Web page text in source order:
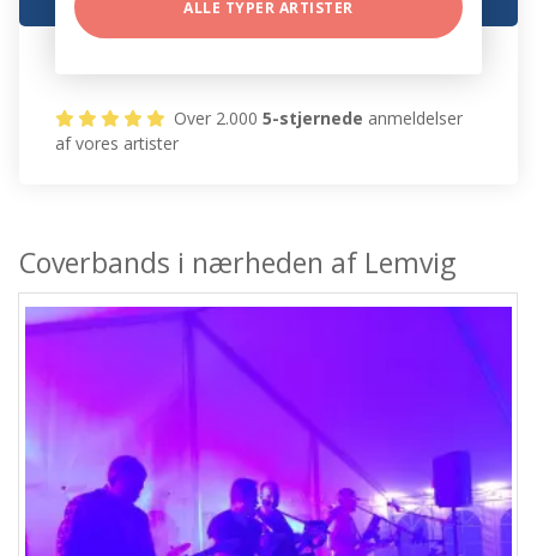
ALLE TYPER ARTISTER
Over 2.0005-stjernede anmeldelser
af vores artister
Coverbands i nærheden af Lemvig